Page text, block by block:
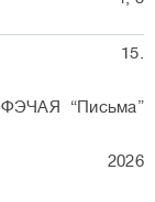
15.
ФЭЧАЯ “Письма”
2026